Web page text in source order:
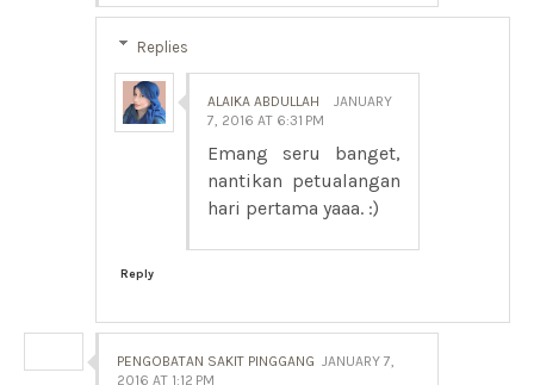
Replies
ALAIKA ABDULLAH
JANUARY
7, 2016 AT 6:31 PM
Emang seru banget,
nantikan petualangan
hari pertama yaaa. :)
Reply
PENGOBATAN SAKIT PINGGANG JANUARY 7,
2016 AT 1:12 PM